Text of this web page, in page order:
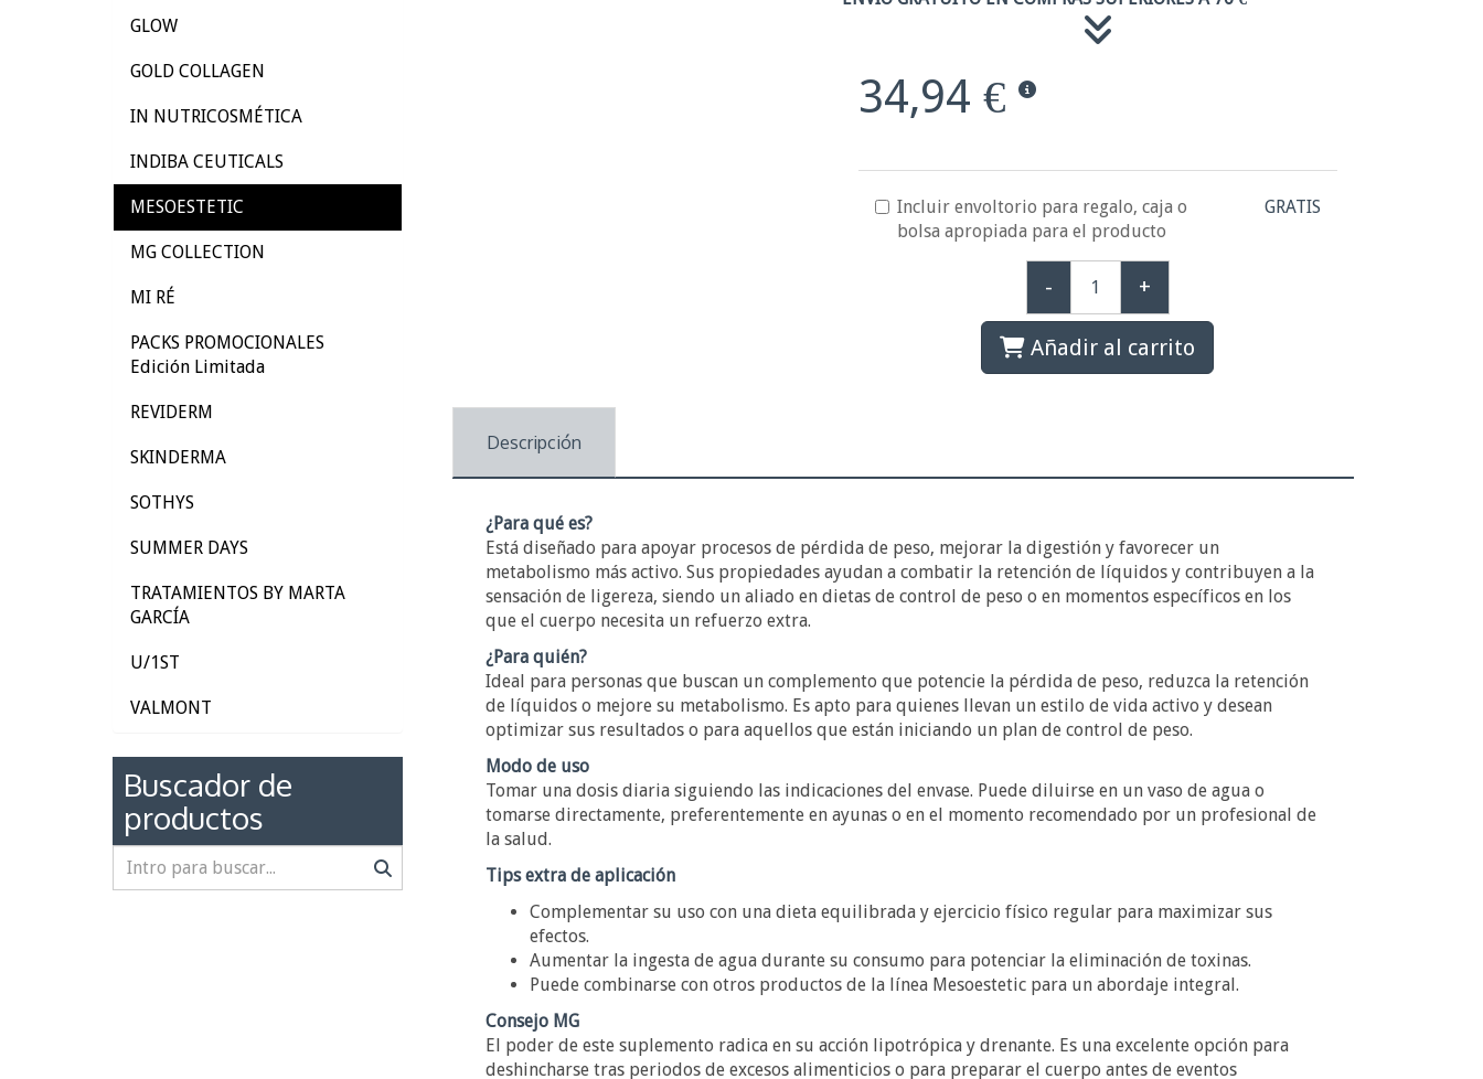
34,94 €
Incluir envoltorio para regalo, caja o
bolsa apropiada para el producto
GRATIS
- +
Añadir al carrito
Descripción
¿Para qué es?
Está diseñado para apoyar procesos de pérdida de peso, mejorar la digestión y favorecer un
metabolismo más activo. Sus propiedades ayudan a combatir la retención de líquidos y contribuyen a la
sensación de ligereza, siendo un aliado en dietas de control de peso o en momentos específicos en los
que el cuerpo necesita un refuerzo extra.
¿Para quién?
Ideal para personas que buscan un complemento que potencie la pérdida de peso, reduzca la retención
de líquidos o mejore su metabolismo. Es apto para quienes llevan un estilo de vida activo y desean
optimizar sus resultados o para aquellos que están iniciando un plan de control de peso.
Modo de uso
Tomar una dosis diaria siguiendo las indicaciones del envase. Puede diluirse en un vaso de agua o
tomarse directamente, preferentemente en ayunas o en el momento recomendado por un profesional de
la salud.
Tips extra de aplicación
Complementar su uso con una dieta equilibrada y ejercicio físico regular para maximizar sus
efectos.
Aumentar la ingesta de agua durante su consumo para potenciar la eliminación de toxinas.
Puede combinarse con otros productos de la línea Mesoestetic para un abordaje integral.
Consejo MG
El poder de este suplemento radica en su acción lipotrópica y drenante. Es una excelente opción para
deshincharse tras periodos de excesos alimenticios o para preparar el cuerpo antes de eventos
GLOW
GOLD COLLAGEN
IN NUTRICOSMÉTICA
INDIBA CEUTICALS
MESOESTETIC
MG COLLECTION
MI RÉ
PACKS PROMOCIONALES
Edición Limitada
REVIDERM
SKINDERMA
SOTHYS
SUMMER DAYS
TRATAMIENTOS BY MARTA
GARCÍA
U/1ST
VALMONT
Buscador de
productos